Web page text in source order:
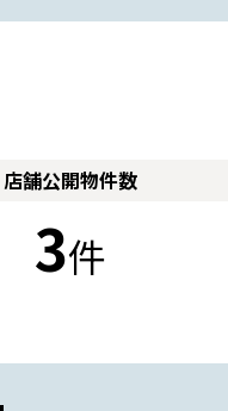
店舗公開物件数
3件